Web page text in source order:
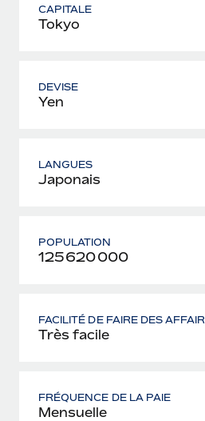
CAPITALE
Tokyo
DEVISE
Yen
LANGUES
Japonais
POPULATION
125 620 000
FACILITÉ DE FAIRE DES
Très facile
FRÉQUENCE DE LA PAIE
Mensuelle